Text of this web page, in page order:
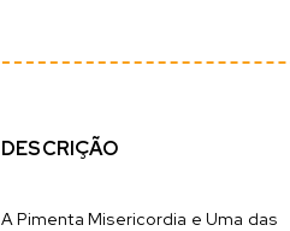
DESCRIÇÃO
A Pimenta Misericordia e Uma das